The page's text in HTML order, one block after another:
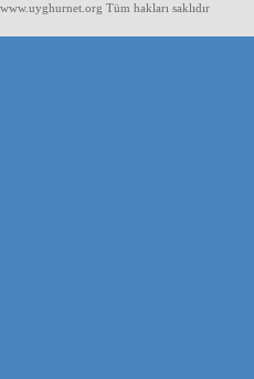
www.uyghurnet.org Tüm hakları saklıdır